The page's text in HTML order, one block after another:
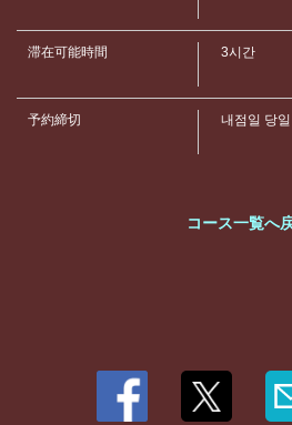
滞在可能時間 3시간
予約締切 내점일 당
コース一覧へ
【추천☆】페어 코스 요리 6품 | パ
ンドリュー
https://andryu.owst.jp/courses/14405470